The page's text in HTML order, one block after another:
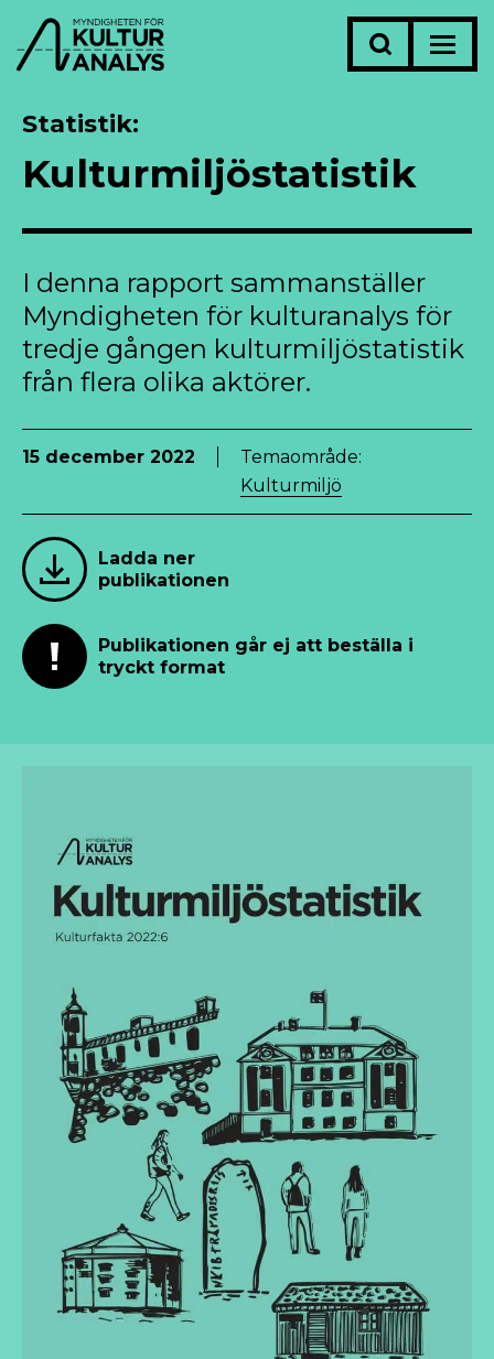
Statistik
Kulturmiljöstatistik
I denna rapport sammanställer
Myndigheten för kulturanalys för
tredje gången kulturmiljöstatistik
från flera olika aktörer.
15 december 2022
Temaområde:
Kulturmiljö
Ladda ner
publikationen
Publikationen går ej att beställa i
tryckt format